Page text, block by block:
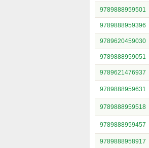
9789888959501
9789888959396
9789620459030
9789888959051
9789621476937
9789888959631
9789888959518
9789888959457
9789888958917